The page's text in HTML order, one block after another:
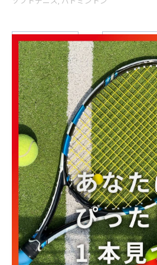
< 前のページ 一覧に戻る
関連タ
#ラケット
カテゴリー
全てのカテゴリー
ラケットショッ
ラケットショッ